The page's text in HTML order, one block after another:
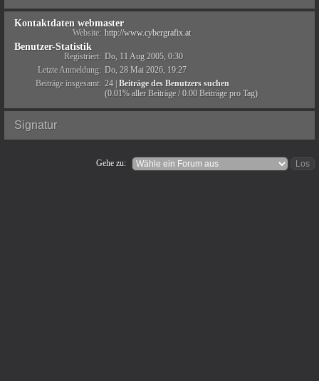
Kontaktdaten webmaster
Website: http://www.cybergrafix.at
Benutzer-Statistik
Registriert: Do, 11 Aug 2005, 0:30
Letzte Anmeldung: Do, 28 Mai 2026, 19:27
Beiträge insgesamt: 24 |Beiträge des Benutzers suchen
(0.01% aller Beiträge / 0.00 Beiträge pro Tag)
Signatur
Gehe zu: